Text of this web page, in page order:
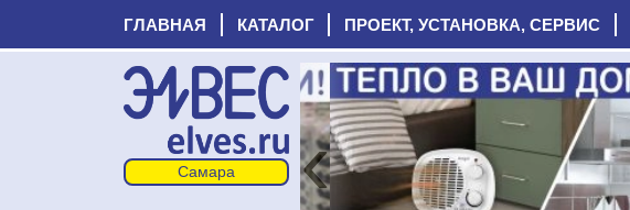
ГЛАВНАЯ КАТАЛОГ ПРОЕКТ, УСТАНОВКА, СЕРВИС
‹